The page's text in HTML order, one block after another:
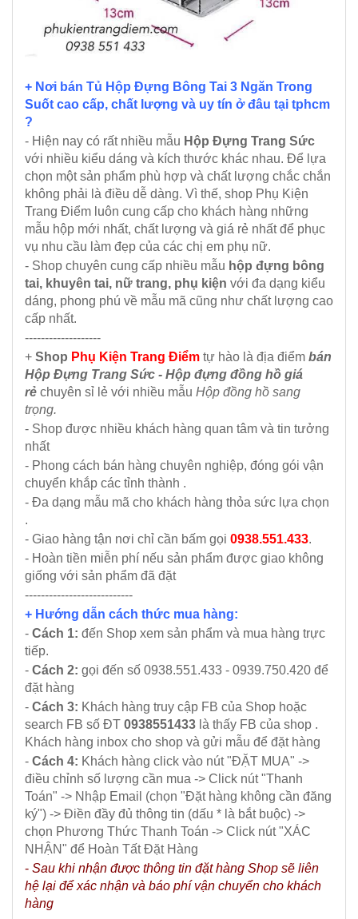
+ Nơi bán Tủ Hộp Đựng Bông Tai 3 Ngăn Trong
Suốt cao cấp, chất lượng và uy tín ở đâu tại tphcm
?
- Hiện nay có rất nhiều mẫu Hộp Đựng Trang Sức
với nhiều kiểu dáng và kích thước khác nhau. Để lựa
chọn một sản phẩm phù hợp và chất lượng chắc chắn
không phải là điều dễ dàng. Vì thế, shop Phụ Kiện
Trang Điểm luôn cung cấp cho khách hàng những
mẫu hộp mới nhất, chất lượng và giá rẻ nhất để phục
vụ nhu cầu làm đẹp của các chị em phụ nữ.
- Shop chuyên cung cấp nhiều mẫu hộp đựng bông
tai, khuyên tai, nữ trang, phụ kiện với đa dạng kiểu
dáng, phong phú về mẫu mã cũng như chất lượng cao
cấp nhất.
-------------------
+ Shop Phụ Kiện Trang Điểm tự hào là địa điểm bán
Hộp Đựng Trang Sức - Hộp đựng đồng hồ giá
rẻ chuyên sỉ lẻ với nhiều mẫu Hộp đồng hồ sang
trọng.
- Shop được nhiều khách hàng quan tâm và tin tưởng
nhất
- Phong cách bán hàng chuyên nghiệp, đóng gói vận
chuyển khắp các tỉnh thành .
- Đa dạng mẫu mã cho khách hàng thỏa sức lựa chọn
.
- Giao hàng tận nơi chỉ cần bấm gọi 0938.551.433.
- Hoàn tiền miễn phí nếu sản phẩm được giao không
giống với sản phẩm đã đặt
---------------------------
+ Hướng dẫn cách thức mua hàng:
- Cách 1: đến Shop xem sản phẩm và mua hàng trực
tiếp.
- Cách 2: gọi đến số 0938.551.433 - 0939.750.420 để
đặt hàng
- Cách 3: Khách hàng truy cập FB của Shop hoặc
search FB số ĐT 0938551433 là thấy FB của shop .
Khách hàng inbox cho shop và gửi mẫu để đặt hàng
- Cách 4: Khách hàng click vào nút "ĐẶT MUA" ->
điều chỉnh số lượng cần mua -> Click nút "Thanh
Toán" -> Nhập Email (chọn "Đặt hàng không cần đăng
ký") -> Điền đầy đủ thông tin (dấu * là bắt buộc) ->
chọn Phương Thức Thanh Toán -> Click nút "XÁC
NHẬN" để Hoàn Tất Đặt Hàng
- Sau khi nhận được thông tin đặt hàng Shop sẽ liên
hệ lại để xác nhận và báo phí vận chuyển cho khách
hàng